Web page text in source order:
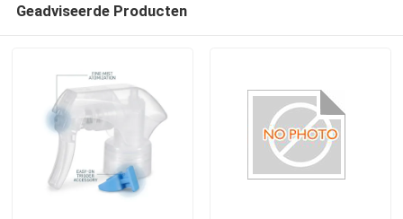
Geadviseerde Producten